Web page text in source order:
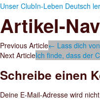
Unser ClubIn-Leben Deutsch
Artikel-
Previous Article← Lass dich
Next ArticleIch finde, dass der
Schreibe einen
Deine E-Mail-Adresse wird